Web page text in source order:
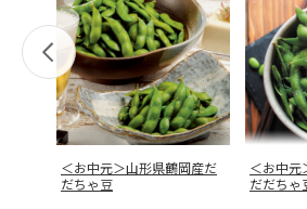
＜お中元＞山形県鶴岡産だ
だちゃ豆
＜お中
だだちゃ